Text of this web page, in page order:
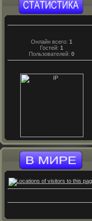
Онлайн всего:1
Гостей:1
Пользователей:0